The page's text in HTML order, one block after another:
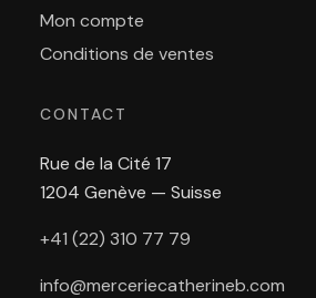
Mon compte
Conditions de ventes
CONTACT
Rue de la Cité 17
1204 Genève — Suisse
+41 (22) 310 77 79
info@merceriecatherineb.com